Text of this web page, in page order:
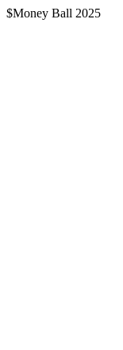
$Money Ball 2025